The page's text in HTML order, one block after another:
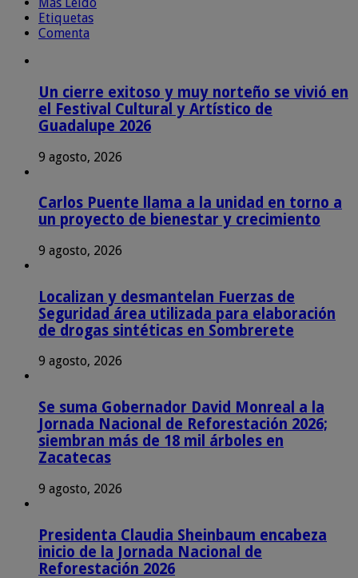
Etiquetas
Comenta
Un cierre exitoso y muy norteño se vivió en
el Festival Cultural y Artístico de
Guadalupe 2026
9 agosto, 2026
Carlos Puente llama a la unidad en torno a
un proyecto de bienestar y crecimiento
9 agosto, 2026
Localizan y desmantelan Fuerzas de
Seguridad área utilizada para elaboración
de drogas sintéticas en Sombrerete
9 agosto, 2026
Se suma Gobernador David Monreal a la
Jornada Nacional de Reforestación 2026;
siembran más de 18 mil árboles en
Zacatecas
9 agosto, 2026
Presidenta Claudia Sheinbaum encabeza
inicio de la Jornada Nacional de
Reforestación 2026